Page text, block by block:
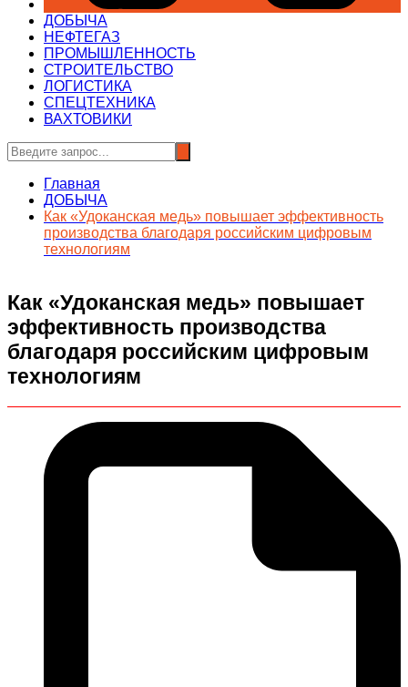
ДОБЫЧА
НЕФТЕГАЗ
ПРОМЫШЛЕННОСТЬ
СТРОИТЕЛЬСТВО
ЛОГИСТИКА
СПЕЦТЕХНИКА
ВАХТОВИКИ
Главная
ДОБЫЧА
Как «Удоканская медь» повышает эффективность
производства благодаря российским цифровым
технологиям
Как «Удоканская медь» повышает
эффективность производства
благодаря российским цифровым
технологиям